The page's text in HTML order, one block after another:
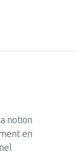
notion
en